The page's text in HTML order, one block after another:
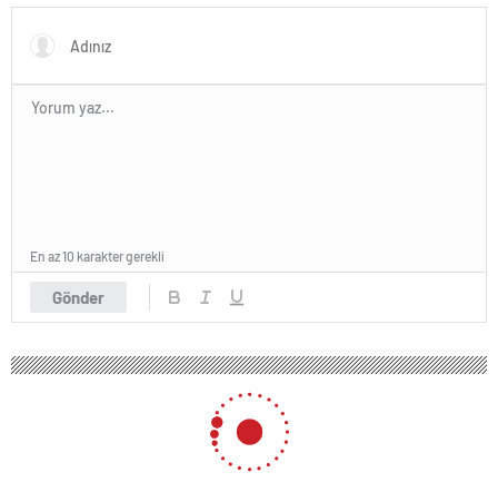
olarak değerlendirdi
Gönder
En az 10 karakter gerekli